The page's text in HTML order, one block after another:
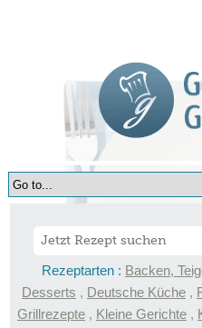
Rezeptarten : Backen,
Desserts , Deutsche Küche ,
Grillrezepte , Kleine Gerichte ,